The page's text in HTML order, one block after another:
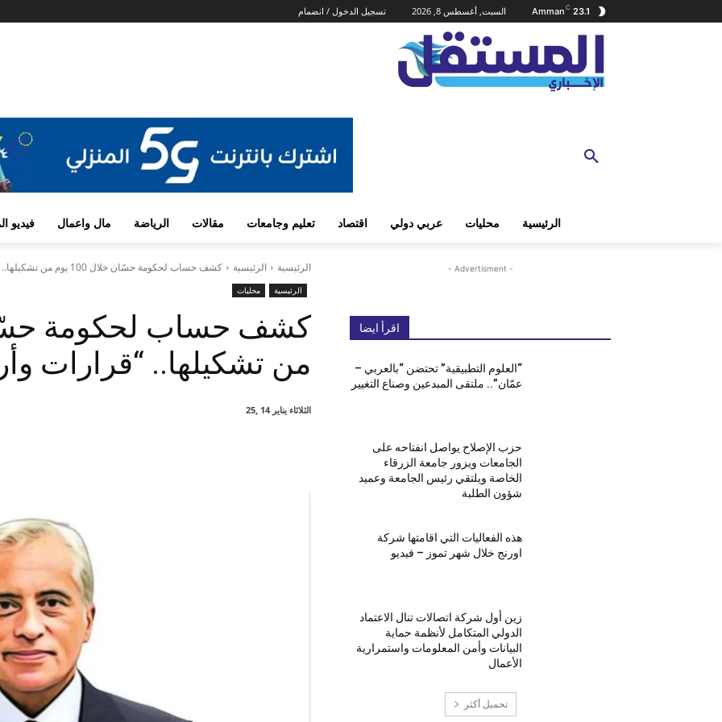
23.1
C
Amman السبت, أغسطس 8, 2026 تسجيل الدخول / انضمام
الرئيسية محليات عربي دولي اقتصاد تعليم وجامعات مقالات الرياضة مال واعمال فيديو
الرئيسية الرئيسية كشف حساب لحكومة حسّان خلال 100 يوم من تشكيلها.. "قرارات وأرقام"
الرئيسية محليات
من تشكيلها.. “قرارات
الثلاثاء يناير 14 ,25
- Advertisment -
اقرأ ايضا
“العلوم التطبيقية” تحتضن “بالعربي –
عمّان”.. ملتقى المبدعين وصناع التغيير
حزب الإصلاح يواصل انفتاحه على
الجامعات ويزور جامعة الزرقاء
الخاصة ويلتقي رئيس الجامعة وعميد
شؤون الطلبة
هذه الفعاليات التي اقامتها شركة
اورنج خلال شهر تموز – فيديو
زين أول شركة اتصالات تنال الاعتماد
الدولي المتكامل لأنظمة حماية
البيانات وأمن المعلومات واستمرارية
الأعمال
تحميل أكثر